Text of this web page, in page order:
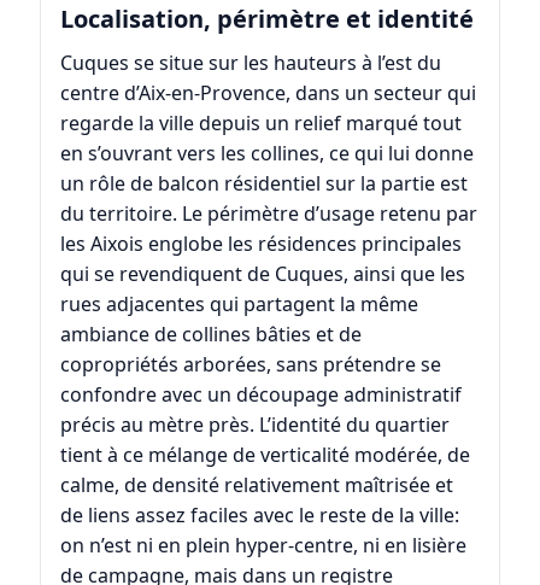
Localisation, périmètre et identité
Cuques se situe sur les hauteurs à l’est du
centre d’Aix-en-Provence, dans un secteur qui
regarde la ville depuis un relief marqué tout
en s’ouvrant vers les collines, ce qui lui donne
un rôle de balcon résidentiel sur la partie est
du territoire. Le périmètre d’usage retenu par
les Aixois englobe les résidences principales
qui se revendiquent de Cuques, ainsi que les
rues adjacentes qui partagent la même
ambiance de collines bâties et de
copropriétés arborées, sans prétendre se
confondre avec un découpage administratif
précis au mètre près. L’identité du quartier
tient à ce mélange de verticalité modérée, de
calme, de densité relativement maîtrisée et
de liens assez faciles avec le reste de la ville:
on n’est ni en plein hyper-centre, ni en lisière
de campagne, mais dans un registre